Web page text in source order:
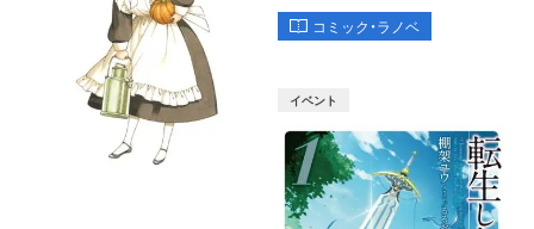
コミック・ラノベ
イベント